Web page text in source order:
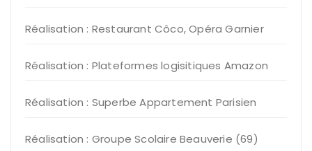
Réalisation : Restaurant Côco, Opéra Garnier
Réalisation : Plateformes logisitiques Amazon
Réalisation : Superbe Appartement Parisien
Réalisation : Groupe Scolaire Beauverie (69)